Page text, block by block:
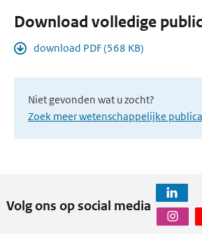
Download volledige
download PDF (568 KB)
Niet gevonden wat u zocht?
Zoek meer wetenschappelijke
Volg ons op social media